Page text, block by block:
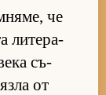
че
ли­те­ра­
съ­
от